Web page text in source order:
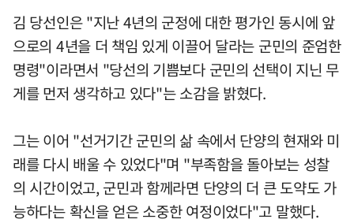
김 당선인은 "지난 4년의 군정에 대한 평가인 동시에 앞
으로의 4년을 더 책임 있게 이끌어 달라는 군민의 준엄한
명령"이라면서 "당선의 기쁨보다 군민의 선택이 지닌 무
게를 먼저 생각하고 있다"는 소감을 밝혔다.
그는 이어 "선거기간 군민의 삶 속에서 단양의 현재와 미
래를 다시 배울 수 있었다"며 "부족함을 돌아보는 성찰
의 시간이었고, 군민과 함께라면 단양의 더 큰 도약도 가
능하다는 확신을 얻은 소중한 여정이었다"고 말했다.